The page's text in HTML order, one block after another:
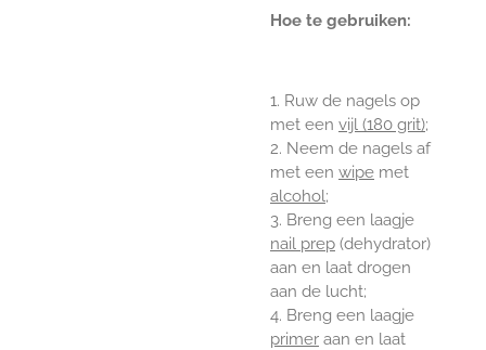
Hoe te gebruiken:
1. Ruw de nagels op
met een vijl (180 grit);
2. Neem de nagels af
met een wipe met
alcohol;
3. Breng een laagje
nail prep (dehydrator)
aan en laat drogen
aan de lucht;
4. Breng een laagje
primer aan en laat